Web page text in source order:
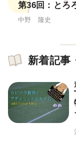
第36回：とろ
中野 隆史
新着記事